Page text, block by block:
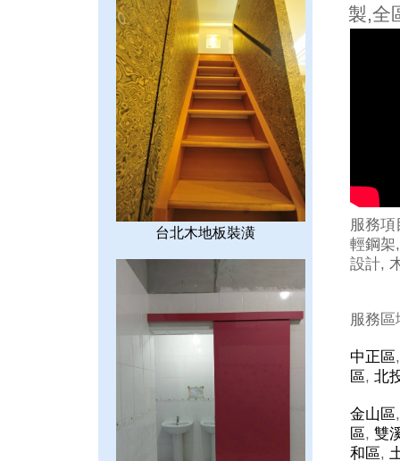
台北木地板裝潢
製,全
服務項
輕鋼架
設計,
服務
中正區
區, 北
金山區
區, 雙
和區,